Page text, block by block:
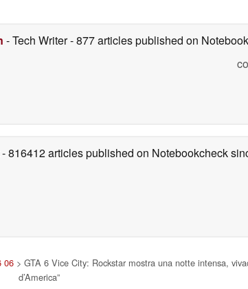
Steam per un periodo
limitato 06/19/2026
- Tech Writer- 877 articles published on
- 816412 articles published on Notebookcheck
06 > GTA 6 Vice City: Rockstar mostra una notte intensa,
d’America”